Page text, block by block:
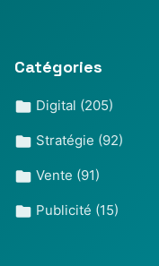
Catégories
Digital (205)
Stratégie (92)
Vente (91)
Publicité (15)